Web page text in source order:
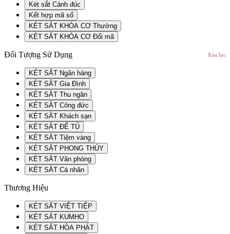
Két sắt Cánh đúc
Kết hợp mã số
KÉT SẮT KHÓA CƠ Thường
KÉT SẮT KHÓA CƠ Đổi mã
Đối Tượng Sử Dụng Xóa lọc
KÉT SẮT Ngân hàng
KÉT SẮT Gia Đình
KÉT SẮT Thu ngân
KÉT SẮT Công đức
KÉT SẮT Khách sạn
KÉT SẮT ĐỂ TỦ
KÉT SẮT Tiệm vàng
KÉT SẮT PHONG THỦY
KÉT SẮT Văn phòng
KÉT SẮT Cá nhân
Thương Hiệu
KÉT SẮT VIỆT TIỆP
KÉT SẮT KUMHO
KÉT SẮT HÒA PHÁT